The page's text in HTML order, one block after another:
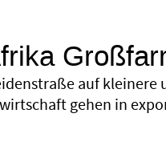
auf
gehen in